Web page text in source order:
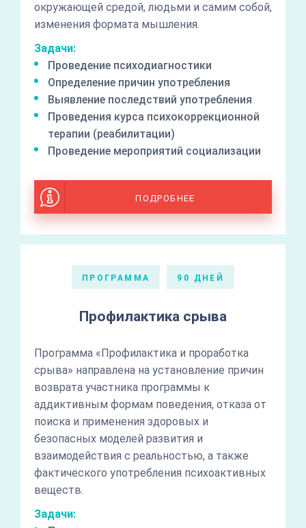
окружающей средой, людьми и самим собой,
изменения формата мышления.
Задачи:
Проведение психодиагностики
Определение причин употребления
Выявление последствий употребления
Проведения курса психокоррекционной
терапии (реабилитации)
Проведение мероприятий социализации
ПОДРОБНЕЕ
ПРОГРАММА 90 ДНЕЙ
Профилактика срыва
Программа «Профилактика и проработка
срыва» направлена на установление причин
возврата участника программы к
аддиктивным формам поведения, отказа от
поиска и применения здоровых и
безопасных моделей развития и
взаимодействия с реальностью, а также
фактического употребления психоактивных
веществ.
Задачи: